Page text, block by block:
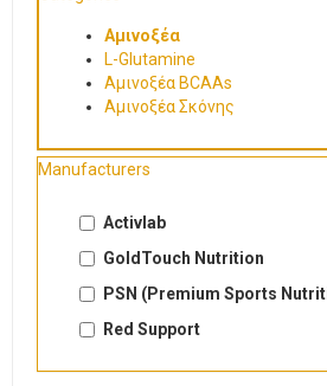
Αμινοξέα
L-Glutamine
Αμινοξέα BCAAs
Αμινοξέα Σκόνης
Manufacturers
Activlab
GoldTouch Nutrition
PSN (Premium Sports
Red Support